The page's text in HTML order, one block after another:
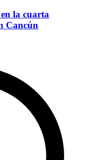
la cuarta
Cancún